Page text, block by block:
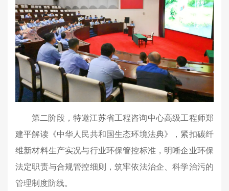
第二阶段，特邀江苏省工程咨询中心高级工程师郑
建平解读《中华人民共和国生态环境法典》，紧扣碳纤
维新材料生产实况与行业环保管控标准，明晰企业环保
法定职责与合规管控细则，筑牢依法治企、科学治污的
管理制度防线。